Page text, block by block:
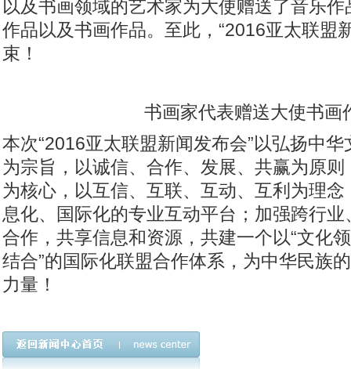
以及书画领域的艺术家为大使赠送了音乐
作品以及书画作品。至此，“2016亚太联盟
束！
书画家代表赠送大使书画
本次“2016亚太联盟新闻发布会”以弘扬中
为宗旨，以诚信、合作、发展、共赢为原
为核心，以互信、互联、互动、互利为理
息化、国际化的专业互动平台；加强跨行
合作，共享信息和资源，共建一个以“文化
结合”的国际化联盟合作体系，为中华民族
力量！